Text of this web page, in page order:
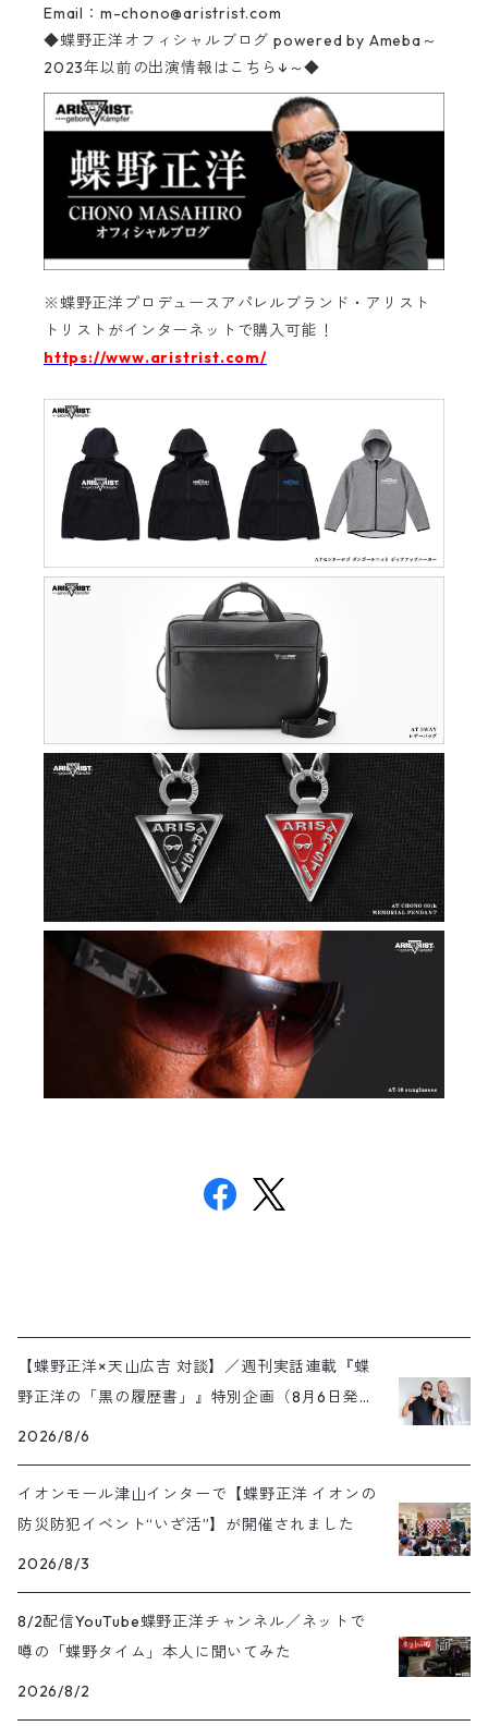
Email： m-chono@aristrist.com
◆蝶野正洋オフィシャルブログ powered by Ameba～
2023年以前の出演情報はこちら↓～◆
※蝶野正洋プロデュースアパレルブランド・アリスト
トリストがインターネットで購入可能！‬
https://www.aristrist.com/
【蝶野正洋×天山広吉 対談】／週刊実話連載『蝶
野正洋の「黒の履歴書」』特別企画（8月6日発売
号）
2026/8/6
イオンモール津山インターで【蝶野正洋 イオンの
防災防犯イベント“いざ活”】が開催されました
2026/8/3
8/2配信YouTube蝶野正洋チャンネル／ネットで
噂の「蝶野タイム」本人に聞いてみた
2026/8/2